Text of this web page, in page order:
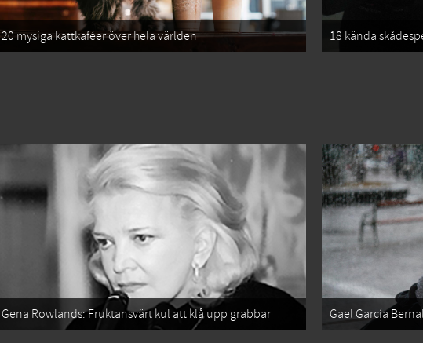
20 mysiga kattkaféer över hela världen 18 kända
Gena Rowlands: Fruktansvärt kul att klå upp grabbar Gael García